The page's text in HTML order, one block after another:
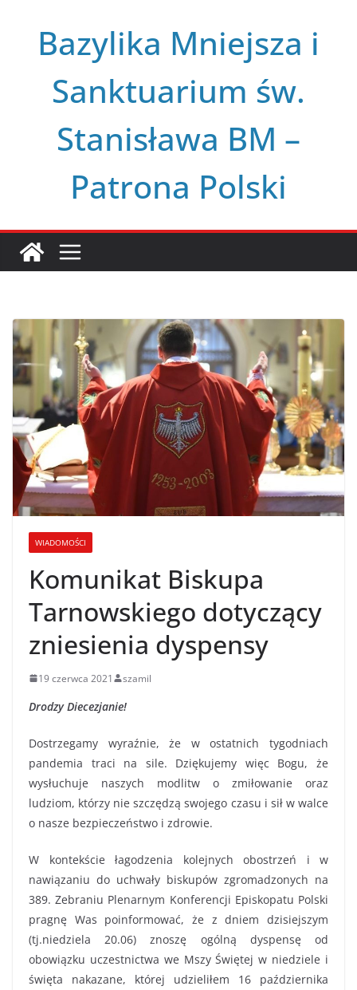
Bazylika Mniejsza i
Sanktuarium św.
Stanisława BM –
Patrona Polski
WIADOMOŚCI
Komunikat Biskupa
Tarnowskiego dotyczący
zniesienia dyspensy
19 czerwca 2021 szamil
Drodzy Diecezjanie!
Dostrzegamy wyraźnie, że w ostatnich tygodniach
pandemia traci na sile. Dziękujemy więc Bogu, że
wysłuchuje naszych modlitw o zmiłowanie oraz
ludziom, którzy nie szczędzą swojego czasu i sił w walce
o nasze bezpieczeństwo i zdrowie.
W kontekście łagodzenia kolejnych obostrzeń i w
nawiązaniu do uchwały biskupów zgromadzonych na
389. Zebraniu Plenarnym Konferencji Episkopatu Polski
pragnę Was poinformować, że z dniem dzisiejszym
(tj.niedziela 20.06) znoszę ogólną dyspensę od
obowiązku uczestnictwa we Mszy Świętej w niedziele i
święta nakazane, której udzieliłem 16 października